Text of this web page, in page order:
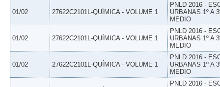
01/02 27622C2101L-QUÍMICA - VOLUME 1
PNLD 2016 -
URBANAS 1º A
MEDIO
01/02 27622C2101L-QUÍMICA - VOLUME 1
PNLD 2016 -
URBANAS 1º A
MEDIO
01/02 27622C2101L-QUÍMICA - VOLUME 1
PNLD 2016 -
URBANAS 1º A
MEDIO
PNLD 2016 -